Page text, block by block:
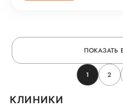
ПОКАЗАТЬ
1 2
КЛИНИКИ